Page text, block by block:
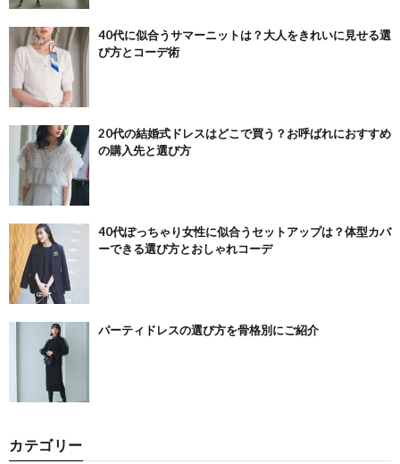
40代に似合うサマーニットは？大人をきれいに見せる選
び方とコーデ術
20代の結婚式ドレスはどこで買う？お呼ばれにおすすめ
の購入先と選び方
40代ぽっちゃり女性に似合うセットアップは？体型カバ
ーできる選び方とおしゃれコーデ
パーティドレスの選び方を骨格別にご紹介
カテゴリー